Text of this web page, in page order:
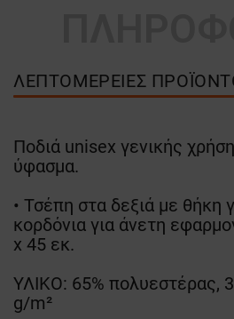
ΛΕΠΤΟΜΈΡΕΙΕΣ
Ποδιά unisex γενικής
ύφασμα.
• Τσέπη στα δεξιά με θήκη
κορδόνια για άνετη
x 45 εκ.
ΥΛΙΚΟ: 65% πολυεστέρας,
g/m²